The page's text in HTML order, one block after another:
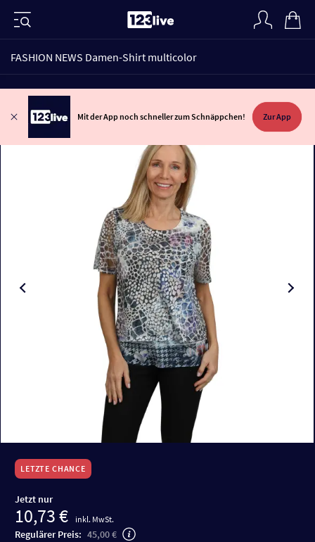
FASHION NEWS Damen-Shirt multicolor
Mit der App noch schneller zum Schnäppchen! Zur App
LETZTE CHANCE
Jetzt nur
10,73 € inkl. MwSt.
Regulärer Preis: 45,00 €